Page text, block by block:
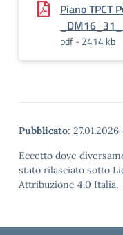
Piano TPCT
pdf - 2414 kb
Pubblicato: 27.01.2026
Eccetto dove
stato rilasciato sotto
Attribuzione 4.0 Italia.